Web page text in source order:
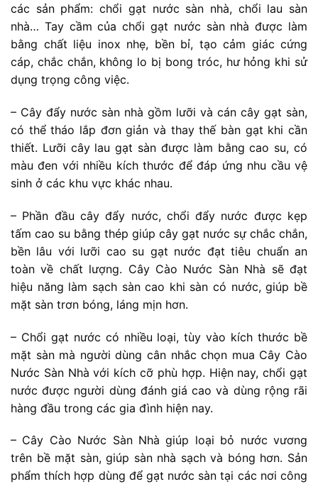
các sản phẩm: chổi gạt nước sàn nhà, chổi lau sàn
nhà… Tay cầm của chổi gạt nước sàn nhà được làm
bằng chất liệu inox nhẹ, bền bỉ, tạo cảm giác cứng
cáp, chắc chắn, không lo bị bong tróc, hư hỏng khi sử
dụng trọng công việc.
– Cây đẩy nước sàn nhà gồm lưỡi và cán cây gạt sàn,
có thể tháo lắp đơn giản và thay thế bàn gạt khi cần
thiết. Lưỡi cây lau gạt sàn được làm bằng cao su, có
màu đen với nhiều kích thước để đáp ứng nhu cầu vệ
sinh ở các khu vực khác nhau.
– Phần đầu cây đẩy nước, chổi đẩy nước được kẹp
tấm cao su bằng thép giúp cây gạt nước sự chắc chắn,
bền lâu với lưỡi cao su gạt nước đạt tiêu chuẩn an
toàn về chất lượng. Cây Cào Nước Sàn Nhà sẽ đạt
hiệu năng làm sạch sàn cao khi sàn có nước, giúp bề
mặt sàn trơn bóng, láng mịn hơn.
– Chổi gạt nước có nhiều loại, tùy vào kích thước bề
mặt sàn mà người dùng cân nhắc chọn mua Cây Cào
Nước Sàn Nhà với kích cỡ phù hợp. Hiện nay, chổi gạt
nước được người dùng đánh giá cao và dùng rộng rãi
hàng đầu trong các gia đình hiện nay.
– Cây Cào Nước Sàn Nhà giúp loại bỏ nước vương
trên bề mặt sàn, giúp sàn nhà sạch và bóng hơn. Sản
phẩm thích hợp dùng để gạt nước sàn tại các nơi công